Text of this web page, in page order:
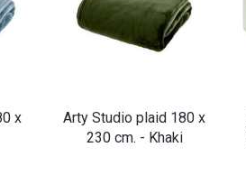
x
Arty Studio plaid 180 x
230 cm. - Khaki